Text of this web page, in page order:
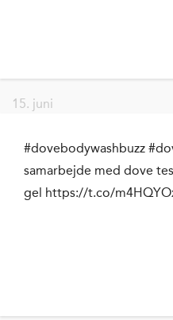
15. juni
#dovebodywashbuzz
samarbejde med dove
gel https://t.co/